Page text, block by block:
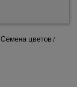
Семена цветов /